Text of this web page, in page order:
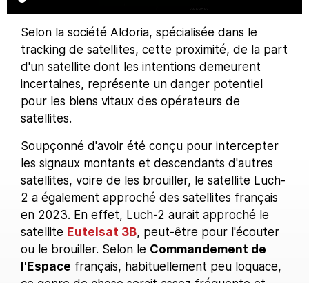
Selon la société Aldoria, spécialisée dans le
tracking de satellites, cette proximité, de la part
d'un satellite dont les intentions demeurent
incertaines, représente un danger potentiel
pour les biens vitaux des opérateurs de
satellites.
Soupçonné d'avoir été conçu pour intercepter
les signaux montants et descendants d'autres
satellites, voire de les brouiller, le satellite Luch-
2 a également approché des satellites français
en 2023. En effet, Luch-2 aurait approché le
satellite Eutelsat 3B, peut-être pour l'écouter
ou le brouiller. Selon le Commandement de
l'Espace français, habituellement peu loquace,